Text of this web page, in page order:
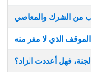
من الشرك والمعاصي
الموقف الذي لا مفر منه
فهل أعددت الزاد؟